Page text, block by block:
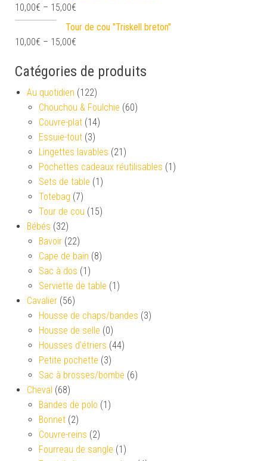
10,00€ – 15,00€
Tour de cou "Triskell breton"
10,00€ – 15,00€
Catégories de produits
Au quotidien (122)
Chouchou & Foulchie (60)
Couvre-plat (14)
Essuie-tout (3)
Lingettes lavables (21)
Pochettes cadeaux réutilisables (1)
Sets de table (1)
Totebag (7)
Tour de cou (15)
Bébés (32)
Bavoir (22)
Cape de bain (8)
Sac à dos (1)
Serviette de table (1)
Cavalier (56)
Housse de chaps/bandes (3)
Housse de selle (0)
Housses d’étriers (44)
Petite pochette (3)
Sac à brosses/bombe (6)
Cheval (68)
Bandes de polo (1)
Bonnet (2)
Couvre-reins (2)
Fourreau de sangle (1)